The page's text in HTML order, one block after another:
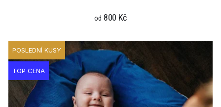
od 800 Kč
POSLEDNÍ KUSY
TOP CENA